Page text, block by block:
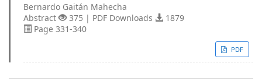
Bernardo Gaitán Mahecha
Abstract
375 | PDF Downloads
1879
Page 331-340
PDF